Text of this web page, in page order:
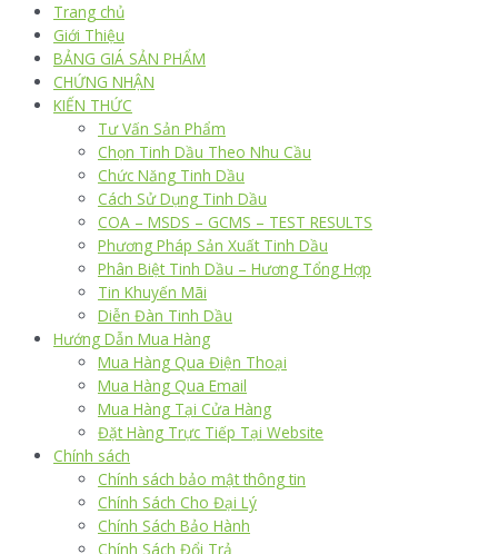
Trang chủ
Giới Thiệu
BẢNG GIÁ SẢN PHẨM
CHỨNG NHẬN
KIẾN THỨC
Tư Vấn Sản Phẩm
Chọn Tinh Dầu Theo Nhu Cầu
Chức Năng Tinh Dầu
Cách Sử Dụng Tinh Dầu
COA – MSDS – GCMS – TEST RESULTS
Phương Pháp Sản Xuất Tinh Dầu
Phân Biệt Tinh Dầu – Hương Tổng Hợp
Tin Khuyến Mãi
Diễn Đàn Tinh Dầu
Hướng Dẫn Mua Hàng
Mua Hàng Qua Điện Thoại
Mua Hàng Qua Email
Mua Hàng Tại Cửa Hàng
Đặt Hàng Trực Tiếp Tại Website
Chính sách
Chính sách bảo mật thông tin
Chính Sách Cho Đại Lý
Chính Sách Bảo Hành
Chính Sách Đổi Trả